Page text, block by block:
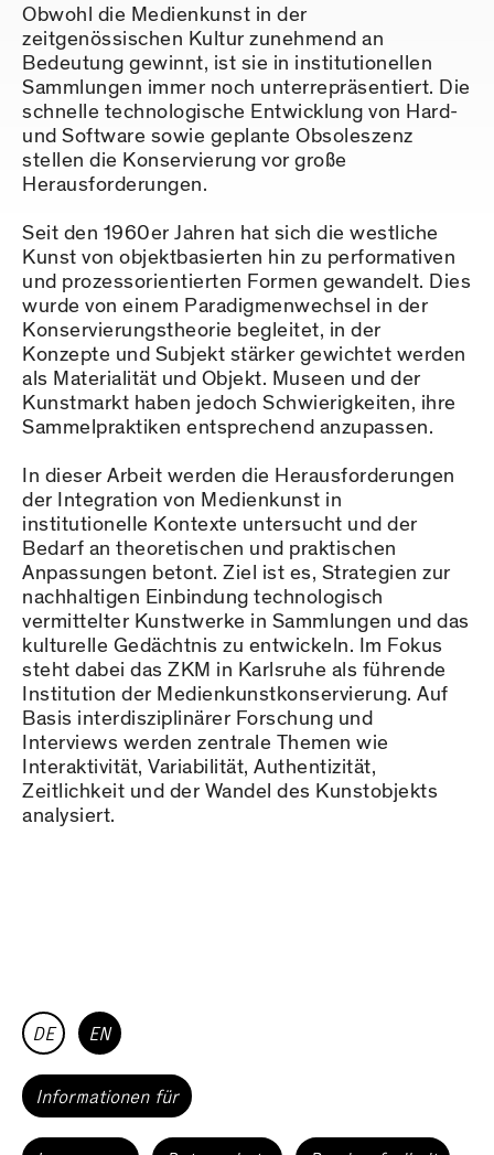
Obwohl die Medienkunst in der
zeitgenössischen Kultur zunehmend an
Bedeutung gewinnt, ist sie in institutionellen
Sammlungen immer noch unterrepräsentiert. Die
schnelle technologische Entwicklung von Hard-
und Software sowie geplante Obsoleszenz
stellen die Konservierung vor große
Herausforderungen.
Seit den 1960er Jahren hat sich die westliche
Kunst von objektbasierten hin zu performativen
und prozessorientierten Formen gewandelt. Dies
wurde von einem Paradigmenwechsel in der
Konservierungstheorie begleitet, in der
Konzepte und Subjekt stärker gewichtet werden
als Materialität und Objekt. Museen und der
Kunstmarkt haben jedoch Schwierigkeiten, ihre
Sammelpraktiken entsprechend anzupassen.
In dieser Arbeit werden die Herausforderungen
der Integration von Medienkunst in
institutionelle Kontexte untersucht und der
Bedarf an theoretischen und praktischen
Anpassungen betont. Ziel ist es, Strategien zur
nachhaltigen Einbindung technologisch
vermittelter Kunstwerke in Sammlungen und das
kulturelle Gedächtnis zu entwickeln. Im Fokus
steht dabei das ZKM in Karlsruhe als führende
Institution der Medienkunstkonservierung. Auf
Basis interdisziplinärer Forschung und
Interviews werden zentrale Themen wie
Interaktivität, Variabilität, Authentizität,
Zeitlichkeit und der Wandel des Kunstobjekts
analysiert.
Informationen für
DE EN